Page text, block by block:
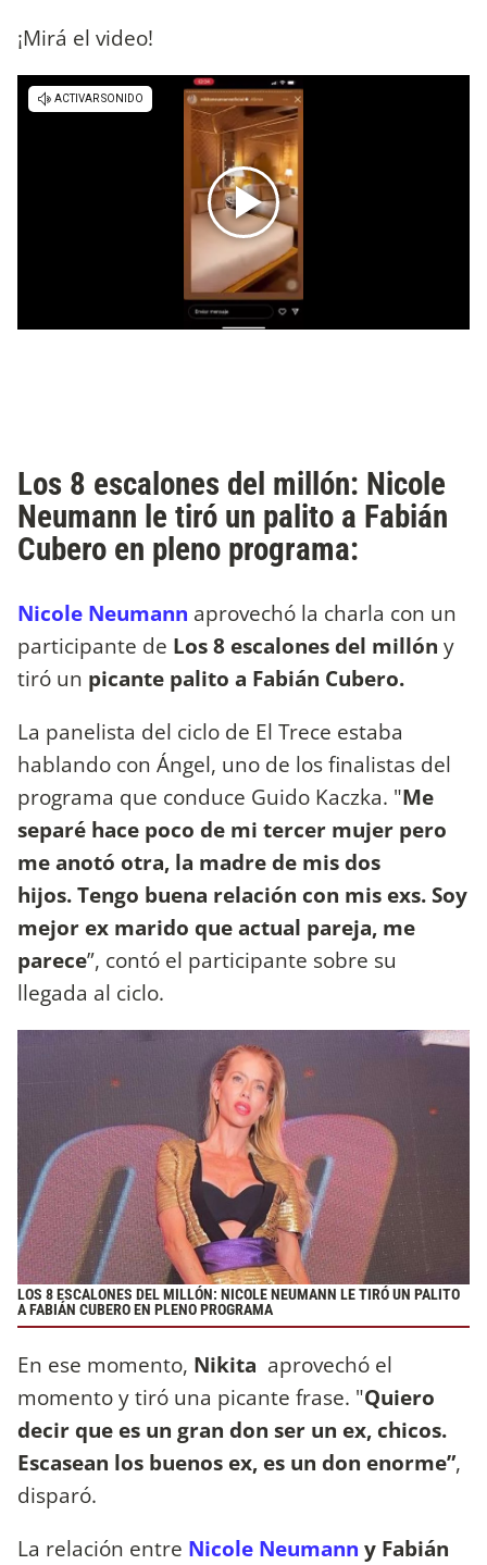
¡Mirá el video!
Los 8 escalones del millón: Nicole
Neumann le tiró un palito a Fabián
Cubero en pleno programa:
Nicole Neumann aprovechó la charla con un
participante de Los 8 escalones del millón y
tiró un picante palito a Fabián Cubero.
La panelista del ciclo de El Trece estaba
hablando con Ángel, uno de los finalistas del
programa que conduce Guido Kaczka. "Me
separé hace poco de mi tercer mujer pero
me anotó otra, la madre de mis dos
hijos.Tengo buena relación con mis exs. Soy
mejor ex marido que actual pareja, me
parece”, contó el participante sobre su
llegada al ciclo.
LOS 8 ESCALONES DEL MILLÓN: NICOLE NEUMANN LE TIRÓ UN PALITO
A FABIÁN CUBERO EN PLENO PROGRAMA
En ese momento, Nikita aprovechó el
momento y tiró una picante frase. "Quiero
decir que es un gran don ser un ex, chicos.
Escasean los buenos ex, es un don enorme”,
disparó.
La relación entre Nicole Neumann y Fabián